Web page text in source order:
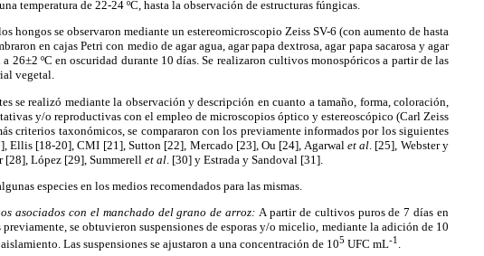
temperatura de 22-24 ºC, hasta la observación de estructuras fúngicas.
hongos se observaron mediante un estereomicroscopio Zeiss SV-6 (con aumento de hasta
en cajas Petri con medio de agar agua, agar papa dextrosa, agar papa sacarosa y agar
26±2 ºC en oscuridad durante 10 días. Se realizaron cultivos monospóricos a partir de las
vegetal.
se realizó mediante la observación y descripción en cuanto a tamaño, forma, coloración,
y/o reproductivas con el empleo de microscopios óptico y estereoscópico (Carl Zeiss
criterios taxonómicos, se compararon con los previamente informados por los siguientes
Ellis [18-20], CMI [21], Sutton [22], Mercado [23], Ou [24], Agarwal et al . [25], Webster y
López [29], Summerell et al . [30] y Estrada y Sandoval [31].
especies en los medios recomendados para las mismas.
asociados con el manchado del grano de arroz: A partir de cultivos puros de 7 días en
se obtuvieron suspensiones de esporas y/o micelio, mediante la adición de 10
Las suspensiones se ajustaron a una concentración de 105 UFC mL-1 .